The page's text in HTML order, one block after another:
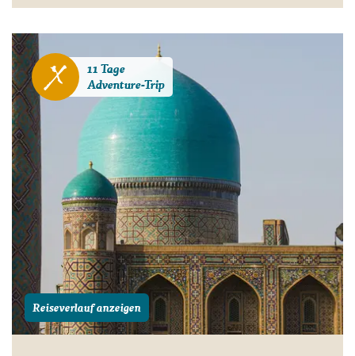
11 Tage
Adventure-Trip
Reiseverlauf anzeigen